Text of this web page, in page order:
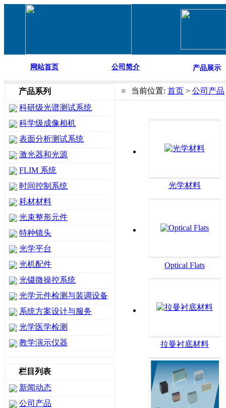
网站首页 公司简介 产品展示
产品系列
科研级光谱测试系统
科学级成像相机
表面分析测试系统
激光器和光源
FLIM 系统
时间控制系统
耗材材料
光束整形元件
特种镜头
光学平台
光机配件
光镊微操控系统
光学元件检测与装调设备
系统方案设计与服务
光学医学检测
教学演示仪器
栏目列表
新闻动态
公司产品
■ 当前位置: 首页 > 公司产品
光学材料
Optical Flats
拉曼衬底材料